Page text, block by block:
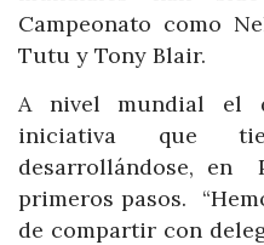
Campeonato como
Tutu y Tony Blair.
A nivel mundial el
iniciativa que
desarrollándose, en
primeros pasos.
de compartir con